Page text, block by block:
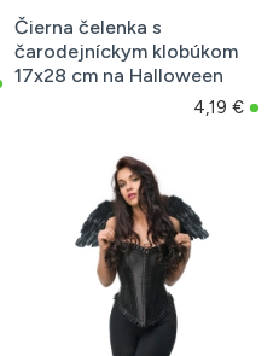
Čierna čelenka s
čarodejníckym klobúkom
17x28 cm na Halloween
4,19 €